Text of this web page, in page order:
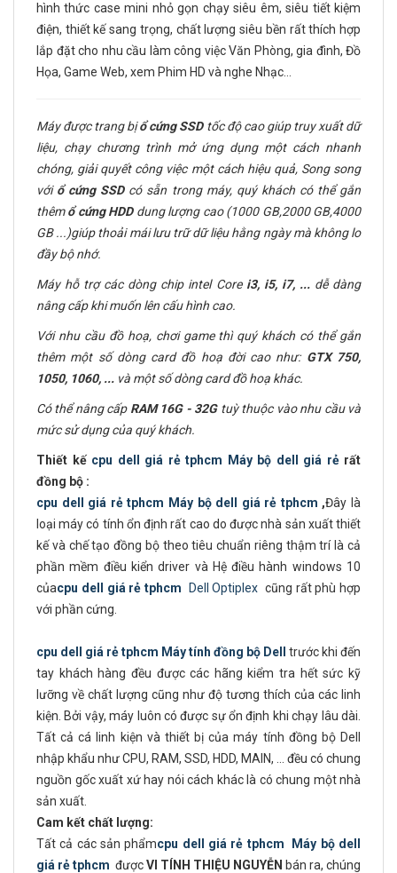
hình thức case mini nhỏ gọn chạy siêu êm, siêu tiết kiệm
điện, thiết kế sang trọng, chất lượng siêu bền rất thích hợp
lắp đặt cho nhu cầu làm công việc Văn Phòng, gia đình, Đồ
Họa, Game Web, xem Phim HD và nghe Nhạc…
Máy được trang bịổ cứng SSDtốc độ cao giúp truy xuất dữ
liệu, chạy chương trình mở ứng dụng một cách nhanh
chóng, giải quyết công việc một cách hiệu quả, Song song
với ổ cứng SSDcó sẵn trong máy, quý khách có thể gắn
thêmổ cứng HDDdung lượng cao (1000 GB,2000 GB,4000
GB ...)giúp thoải mái lưu trữ dữ liệu hằng ngày mà không lo
đầy bộ nhớ.
Máy hỗ trợ các dòng chip intel Core i3, i5, i7, ...dễ dàng
nâng cấp khi muốn lên cấu hình cao.
Với nhu cầu đồ hoạ, chơi game thì quý khách có thể gắn
thêm một số dòng card đồ hoạ đời cao như: GTX 750,
1050, 1060, ... và một số dòng card đồ hoạ khác.
Có thể nâng cấp RAM 16G - 32Gtuỳ thuộc vào nhu cầu và
mức sử dụng của quý khách.
Thiết kế cpu dell giá rẻ tphcm Máy bộ dell giá rẻrất
đồng bộ :
cpu dell giá rẻ tphcm Máy bộ dell giá rẻ tphcm ,Đây là
loại máy có tính ổn định rất cao do được nhà sản xuất thiết
kế và chế tạo đồng bộ theo tiêu chuẩn riêng thậm trí là cả
phần mềm điều kiển driver và Hệ điều hành windows 10
củacpu dell giá rẻ tphcm Dell Optiplex cũng rất phù hợp
với phần cứng.
cpu dell giá rẻ tphcm Máy tính đồng bộ Dell
trước khi đến
tay khách hàng đều được các hãng kiểm tra hết sức kỹ
lưỡng về chất lượng cũng như độ tương thích của các linh
kiện. Bởi vậy, máy luôn có được sự ổn định khi chạy lâu dài.
Tất cả cá linh kiện và thiết bị của máy tính đồng bộ Dell
nhập khẩu như CPU, RAM, SSD, HDD, MAIN, ... đều có chung
nguồn gốc xuất xứ hay nói cách khác là có chung một nhà
sản xuất.
Cam kết chất lượng:
Tất cả các sản phẩmcpu dell giá rẻ tphcm
Máy bộ dell
giá rẻ tphcm đượcVI TÍNH THIỆU NGUYỄN bán ra, chúng